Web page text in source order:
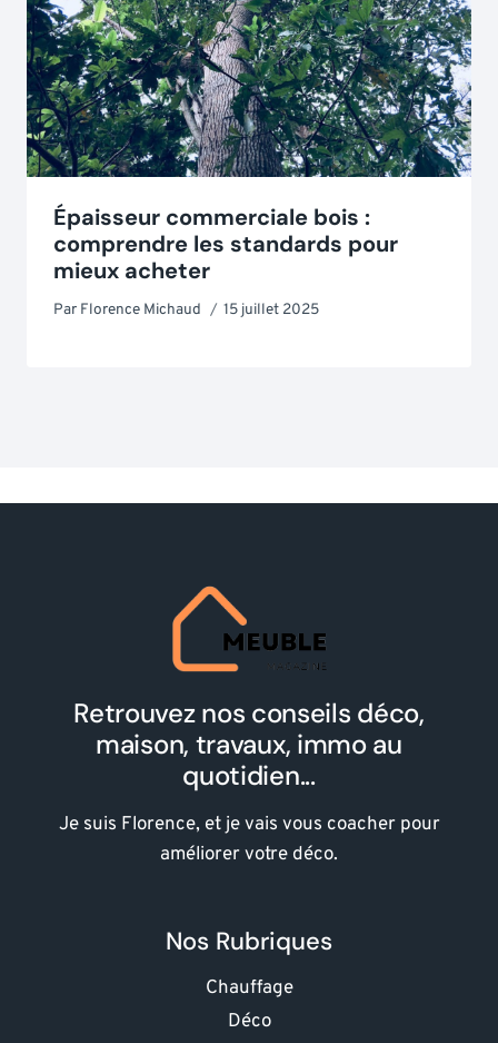
Épaisseur commerciale bois :
comprendre les standards pour
mieux acheter
Par Florence Michaud 15 juillet 2025
Retrouvez nos conseils déco,
maison, travaux, immo au
quotidien...
Je suis Florence, et je vais vous coacher pour
améliorer votre déco.
Nos Rubriques
Chauffage
Déco